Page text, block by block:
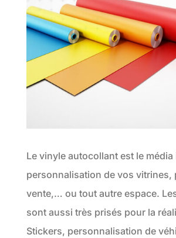
Le vinyle autocollant est le média
personnalisation de vos vitrines,
vente,… ou tout autre espace.
sont aussi très prisés pour la
Stickers, personnalisation de